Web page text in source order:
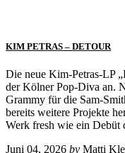
KIM PETRAS – DETOUR
Die neue Kim-Petras-LP
der Kölner Pop-Diva an.
Grammy für die Sam-
bereits weitere Projekte
Werk fresh wie ein Debüt
Juni 04, 2026 by Matti